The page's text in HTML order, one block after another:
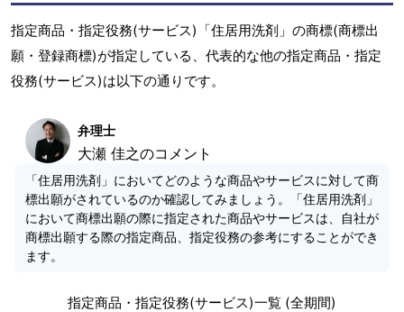
指定商品・指定役務(サービス)「住居用洗剤」の商標(商標出
願・登録商標)が指定している、代表的な他の指定商品・指定
役務(サービス)は以下の通りです。
弁理士
大瀬 佳之のコメント
「住居用洗剤」においてどのような商品やサービスに対して商
標出願がされているのか確認してみましょう。「住居用洗剤」
において商標出願の際に指定された商品やサービスは、自社が
商標出願する際の指定商品、指定役務の参考にすることができ
ます。
指定商品・指定役務(サービス)一覧 (全期間)